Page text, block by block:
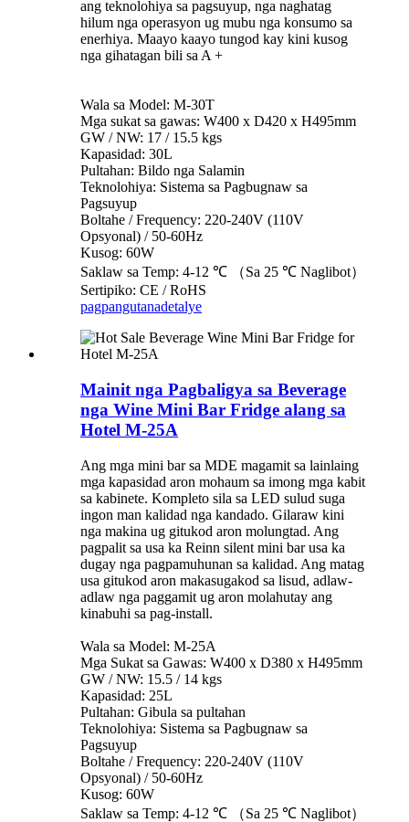
ang teknolohiya sa pagsuyup, nga naghatag
hilum nga operasyon ug mubu nga konsumo sa
enerhiya. Maayo kaayo tungod kay kini kusog
nga gihatagan bili sa A +
Wala sa Model: M-30T
Mga sukat sa gawas: W400 x D420 x H495mm
GW / NW: 17 / 15.5 kgs
Kapasidad: 30L
Pultahan: Bildo nga Salamin
Teknolohiya: Sistema sa Pagbugnaw sa
Pagsuyup
Boltahe / Frequency: 220-240V (110V
Opsyonal) / 50-60Hz
Kusog: 60W
Saklaw sa Temp: 4-12 ℃ （Sa 25 ℃ Naglibot）
Sertipiko: CE / RoHS
pagpangutanadetalye
Mainit nga Pagbaligya sa Beverage
nga Wine Mini Bar Fridge alang sa
Hotel M-25A
Ang mga mini bar sa MDE magamit sa lainlaing
mga kapasidad aron mohaum sa imong mga kabit
sa kabinete. Kompleto sila sa LED sulud suga
ingon man kalidad nga kandado. Gilaraw kini
nga makina ug gitukod aron molungtad. Ang
pagpalit sa usa ka Reinn silent mini bar usa ka
dugay nga pagpamuhunan sa kalidad. Ang matag
usa gitukod aron makasugakod sa lisud, adlaw-
adlaw nga paggamit ug aron molahutay ang
kinabuhi sa pag-install.
Wala sa Model: M-25A
Mga Sukat sa Gawas: W400 x D380 x H495mm
GW / NW: 15.5 / 14 kgs
Kapasidad: 25L
Pultahan: Gibula sa pultahan
Teknolohiya: Sistema sa Pagbugnaw sa
Pagsuyup
Boltahe / Frequency: 220-240V (110V
Opsyonal) / 50-60Hz
Kusog: 60W
Saklaw sa Temp: 4-12 ℃ （Sa 25 ℃ Naglibot）